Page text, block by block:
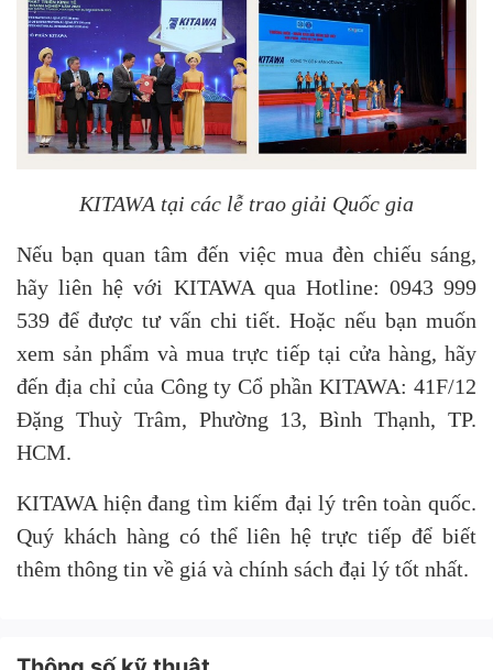
KITAWA tại các lễ trao giải Quốc gia
Nếu bạn quan tâm đến việc mua đèn chiếu sáng,
hãy liên hệ với KITAWA qua Hotline: 0943 999
539 để được tư vấn chi tiết. Hoặc nếu bạn muốn
xem sản phẩm và mua trực tiếp tại cửa hàng, hãy
đến địa chỉ của Công ty Cổ phần KITAWA: 41F/12
Đặng Thuỳ Trâm, Phường 13, Bình Thạnh, TP.
HCM.
KITAWA hiện đang tìm kiếm đại lý trên toàn quốc.
Quý khách hàng có thể liên hệ trực tiếp để biết
thêm thông tin về giá và chính sách đại lý tốt nhất.